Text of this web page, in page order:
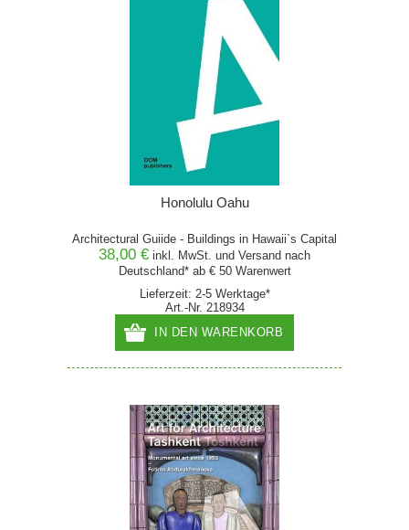
Honolulu Oahu
Architectural Guiide - Buildings in Hawaii`s Capital
38,00 € inkl. MwSt. und Versand nach
Deutschland* ab € 50 Warenwert
Lieferzeit: 2-5 Werktage*
Art.-Nr. 218934
IN DEN WARENKORB